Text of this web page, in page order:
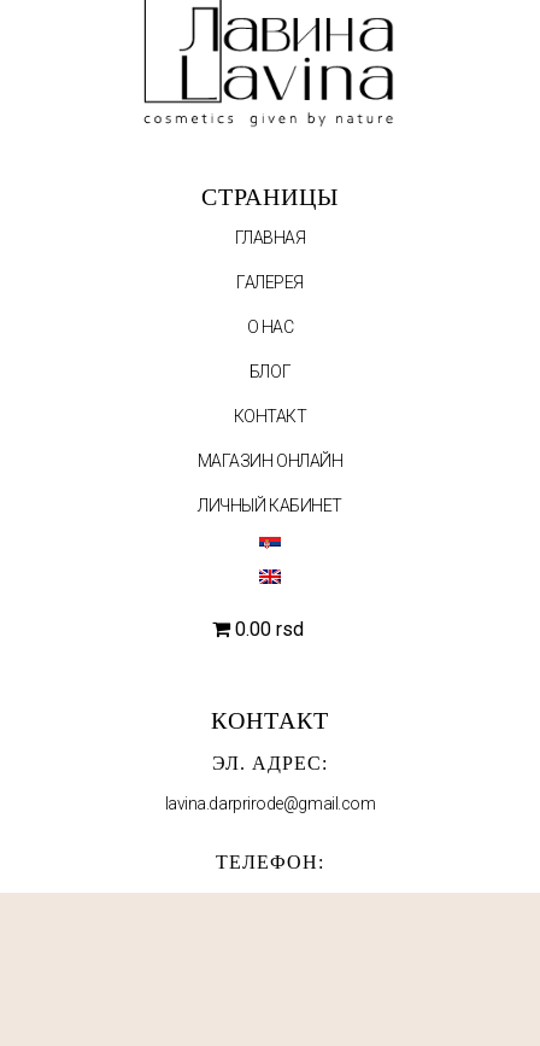
СТРАНИЦЫ
ГЛАВНАЯ
ГАЛЕРЕЯ
О НАС
БЛОГ
КОНТАКТ
МАГАЗИН ОНЛАЙН
ЛИЧНЫЙ КАБИНЕТ
0.00 rsd
КОНТАКТ
ЭЛ. АДРЕС:
lavina.darprirode@gmail.com
ТЕЛЕФОН: